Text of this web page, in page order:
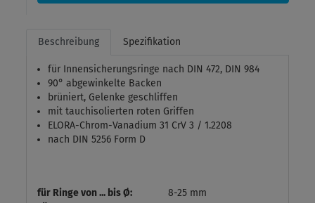
Beschreibung Spezifikation
für Innensicherungsringe nach DIN 472, DIN 984
90° abgewinkelte Backen
brüniert, Gelenke geschliffen
mit tauchisolierten roten Griffen
ELORA-Chrom-Vanadium 31 CrV 3 / 1.2208
nach DIN 5256 Form D
für Ringe von ... bis Ø:
8-25 mm